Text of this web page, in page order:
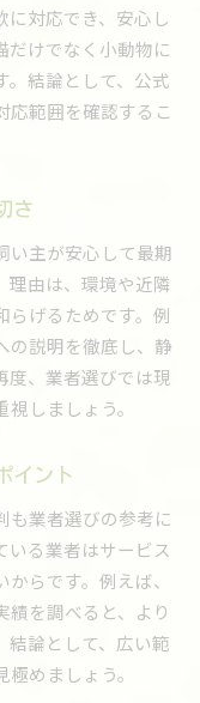
に対応でき、安心し
だけでなく小動物に
。結論として、公式
応範囲を確認するこ
さ
い主が安心して最期
理由は、環境や近隣
らげるためです。例
の説明を徹底し、静
度、業者選びでは現
しましょう。
イント
も業者選びの参考に
いる業者はサービス
らです。例えば、
を調べると、より
結論として、広い範
めましょう。